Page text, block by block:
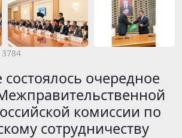
3784
очередное
комиссии по
сотрудничеству